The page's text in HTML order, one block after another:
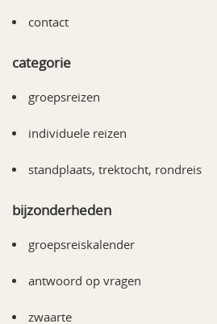
contact
categorie
groepsreizen
individuele reizen
standplaats, trektocht, rondreis
bijzonderheden
groepsreiskalender
antwoord op vragen
zwaarte